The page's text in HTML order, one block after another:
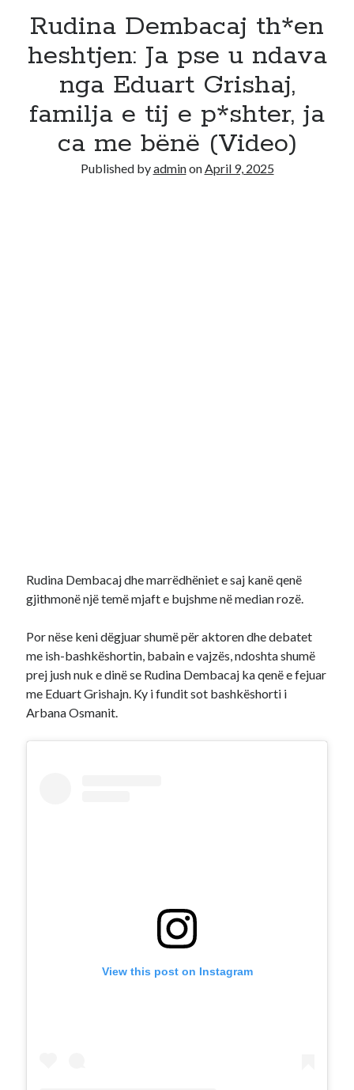
Rudina Dembacaj th*en
heshtjen: Ja pse u ndava
nga Eduart Grishaj,
familja e tij e p*shter, ja
ca me bënë (Video)
Published byadminonApril 9, 2025
Rudina Dembacaj dhe marrëdhëniet e saj kanë qenë
gjithmonë një temë mjaft e bujshme në median rozë.
Por nëse keni dëgjuar shumë për aktoren dhe debatet
me ish-bashkëshortin, babain e vajzës, ndoshta shumë
prej jush nuk e dinë se Rudina Dembacaj ka qenë e fejuar
me Eduart Grishajn. Ky i fundit sot bashkëshorti i
Arbana Osmanit.
View this post on Instagram